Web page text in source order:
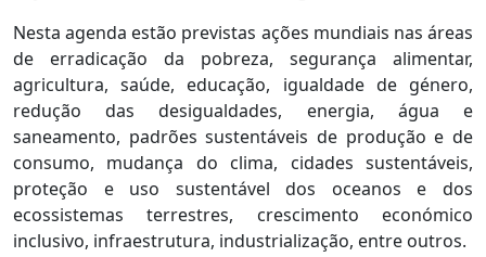
Nesta agenda estão previstas ações mundiais nas áreas
de erradicação da pobreza, segurança alimentar,
agricultura, saúde, educação, igualdade de género,
redução das desigualdades, energia, água e
saneamento, padrões sustentáveis de produção e de
consumo, mudança do clima, cidades sustentáveis,
proteção e uso sustentável dos oceanos e dos
ecossistemas terrestres, crescimento económico
inclusivo, infraestrutura, industrialização, entre outros.